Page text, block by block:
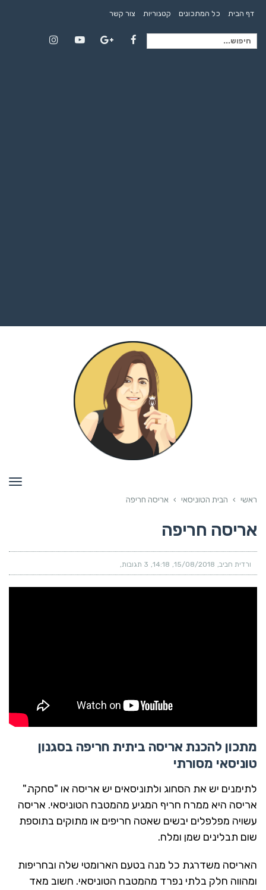
דף הבית כל המתכונים קטגוריות צור קשר
חיפוש
ראשי › הבית הטוניסאי › אריסה חריפה
אריסה חריפה
ורדית חביב 15/08/2018
14:18 3 תגובות
מתכון להכנת אריסה ביתית חריפה בסגנון
טוניסאי מסורתי
לתימנים יש את הסחוג ולתוניסאים יש אריסה או "סחקה."
אריסה היא ממרח חריף המגיע מהמטבח הטוניסאי. אריסה
עשויה מפלפלים יבשים שאטה חריפים או מתוקים בתוספת
שום תבלינים שמן ומלח.
האריסה משדרגת כל מנה בטעם הארומטי שלה ובחריפות
ומהווה חלק בלתי נפרד מהמטבח הטוניסאי. חשוב מאד